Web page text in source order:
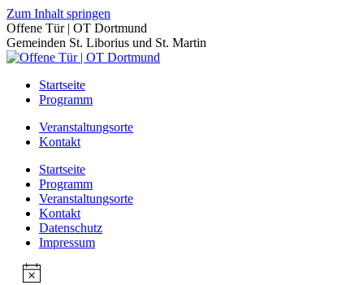
Zum Inhalt springen
Offene Tür | OT Dortmund
Gemeinden St. Liborius und St. Martin
Startseite
Programm
Veranstaltungsorte
Kontakt
Startseite
Programm
Veranstaltungsorte
Kontakt
Datenschutz
Impressum